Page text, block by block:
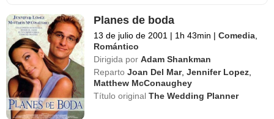
Planes de boda
13 de julio de 2001 | 1h 43min | Comedia
Romántico
Dirigida por Adam Shankman
Reparto Joan Del Mar,Jennifer Lopez
Matthew McConaughey
Título originalThe Wedding Planner